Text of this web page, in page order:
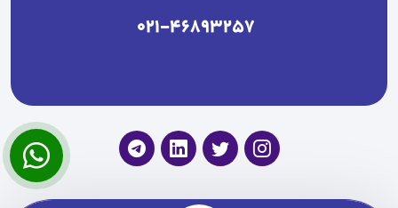
021-46893257